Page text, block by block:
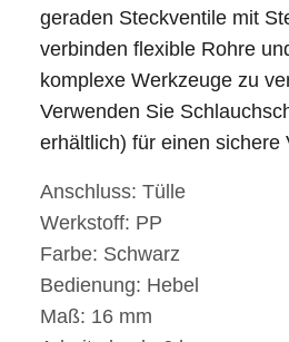
geraden Steckventile mit
verbinden flexible Rohre
komplexe Werkzeuge zu
Verwenden Sie
erhältlich) für einen sichere
Anschluss: Tülle
Werkstoff: PP
Farbe: Schwarz
Bedienung: Hebel
Maß: 16 mm